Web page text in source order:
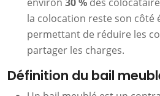
la colocation reste son côté
permettant de réduire les
partager les charges.
Définition du bail